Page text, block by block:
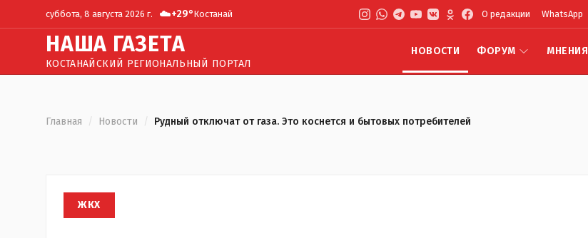
суббота, 8 августа 2026 г. ☁️+29°Костанай О редакции WhatsApp
НАША ГАЗЕТА
КОСТАНАЙСКИЙ РЕГИОНАЛЬНЫЙ ПОРТАЛ
НОВОСТИ ФОРУМ МНЕНИЯ
Главная / Новости / Рудный отключат от газа. Это коснется и бытовых потребителей
ЖКХ